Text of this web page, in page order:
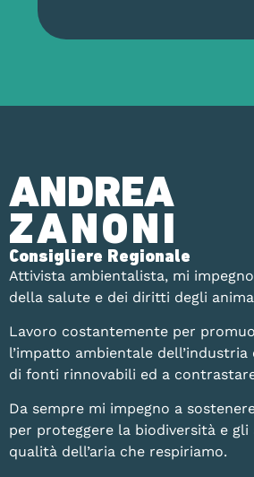
ANDREA
ZANONI
Consigliere Regionale
Attivista ambientalista, mi
della salute e dei diritti degli
Lavoro costantemente per
l’impatto ambientale
di fonti rinnovabili ed a
Da sempre mi impegno a
per proteggere la biodiversità e
qualità dell’aria che respiriamo.